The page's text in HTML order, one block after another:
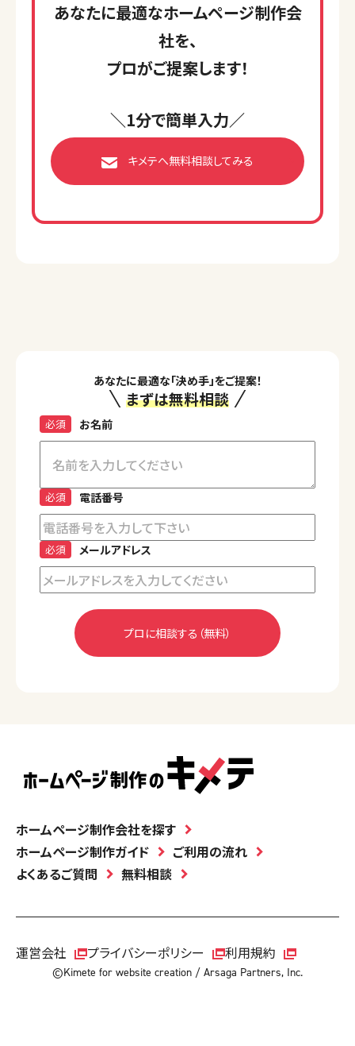
あなたに最適なホームページ制作会
社を、
プロがご提案します！
＼1分で簡単入力／
キメテへ無料相談してみる
あなたに最適な「決め手」をご提案！
まずは無料相談
お名前
必須
電話番号
必須
メールアドレス
必須
ホームページ制作会社を探す
ホームページ制作ガイド
ご利用の流れ
よくあるご質問
無料相談
運営会社 プライバシーポリシー 利用規約
©Kimete for website creation / Arsaga Partners, Inc.